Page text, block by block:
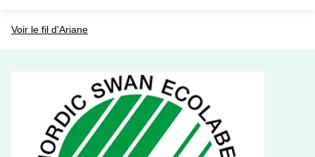
Voir le fil d'Ariane